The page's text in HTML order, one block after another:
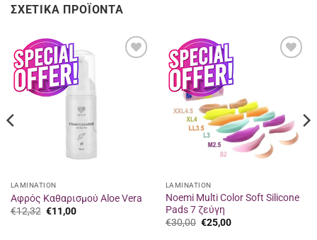
ΣΧΕΤΙΚΆ ΠΡΟΪΌΝΤΑ
LAMINATION
Αφρός Καθαρισμού Aloe Vera
€12,32 Original
price
€11,00Η
LAMINATION
Noemi Multi Color Soft Silicone
Pads 7 ζεύγη
€30,00 Original
price
€25,00Η